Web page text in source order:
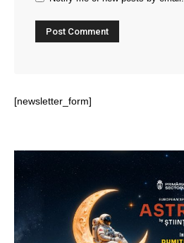
[newsletter_form]